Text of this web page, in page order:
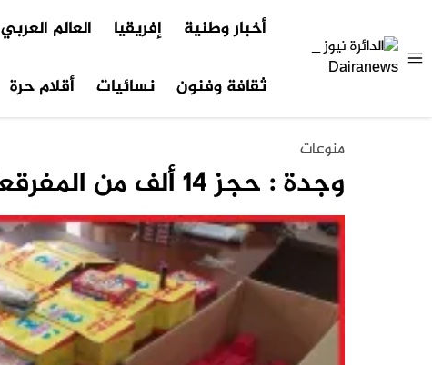
أخبار وطنية إفريقيا العالم العربي
ثقافة وفنون نسائيات أقلام حرة
منوعات
وجدة : حجز 14 ألف من المفرقعات والشهب الاصطناعية.